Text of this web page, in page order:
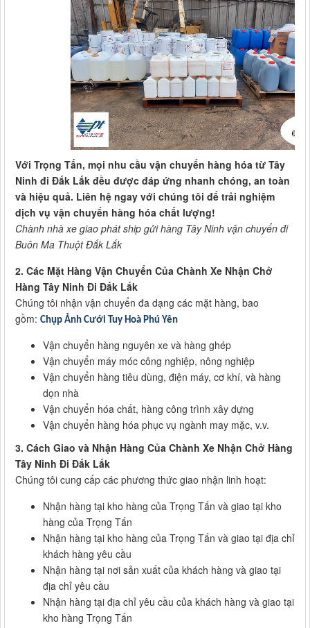
Với Trọng Tấn, mọi nhu cầu vận chuyển hàng hóa từ Tây
Ninh đi Đắk Lắk đều được đáp ứng nhanh chóng, an toàn
và hiệu quả. Liên hệ ngay với chúng tôi để trải nghiệm
dịch vụ vận chuyển hàng hóa chất lượng!
Chành nhà xe giao phát ship gửi hàng Tây Ninh vận chuyển đi
Buôn Ma Thuột Đắk Lắk
2. Các Mặt Hàng Vận Chuyển Của Chành Xe Nhận Chở
Hàng Tây Ninh Đi Đắk Lắk
Chúng tôi nhận vận chuyển đa dạng các mặt hàng, bao
gồm: Chụp Ảnh Cưới Tuy Hoà Phú Yên
Vận chuyển hàng nguyên xe và hàng ghép
Vận chuyển máy móc công nghiệp, nông nghiệp
Vận chuyển hàng tiêu dùng, điện máy, cơ khí, và hàng
dọn nhà
Vận chuyển hóa chất, hàng công trình xây dựng
Vận chuyển hàng hóa phục vụ ngành may mặc, v.v.
3. Cách Giao và Nhận Hàng Của Chành Xe Nhận Chở Hàng
Tây Ninh Đi Đắk Lắk
Chúng tôi cung cấp các phương thức giao nhận linh hoạt:
Nhận hàng tại kho hàng của Trọng Tấn và giao tại kho
hàng của Trọng Tấn
Nhận hàng tại kho hàng của Trọng Tấn và giao tại địa chỉ
khách hàng yêu cầu
Nhận hàng tại nơi sản xuất của khách hàng và giao tại
địa chỉ yêu cầu
Nhận hàng tại địa chỉ yêu cầu của khách hàng và giao tại
kho hàng Trọng Tấn